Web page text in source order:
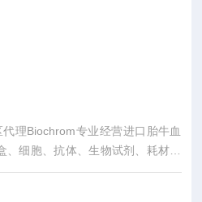
理Biochrom专业经营进口胎牛血
细胞、抗体、生物试剂、耗材、
吸附均匀，吸附性好，空白值低，